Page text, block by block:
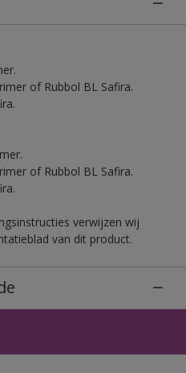
of Rubbol BL Safira.
of Rubbol BL Safira.
verwijzen wij
van dit product.